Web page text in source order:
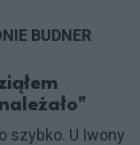
BUDNER
szybko. U Iwony